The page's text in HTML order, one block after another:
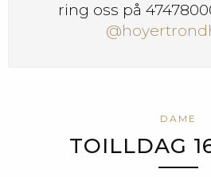
ring oss på
DAME
TOILLDAG